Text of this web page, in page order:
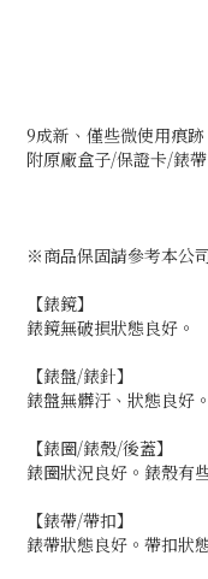
9成新、僅些微使用痕跡
附原廠盒子/保證卡/錶
※商品保固請參考本公
【錶鏡】
錶鏡無破損狀態良好。
【錶盤/錶針】
錶盤無髒汙、狀態良好
【錶圈/錶殼/後蓋】
錶圈狀況良好。錶殼有
【錶帶/帶扣】
錶帶狀態良好。帶扣狀